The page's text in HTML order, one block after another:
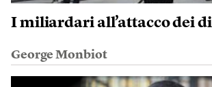
I miliardari all’attacco dei
George Monbiot